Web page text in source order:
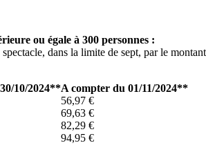
ou égale à 300 personnes :
dans la limite de sept, par le
10/2024**A compter du 01/11/2024**
56,97 €
69,63 €
82,29 €
94,95 €